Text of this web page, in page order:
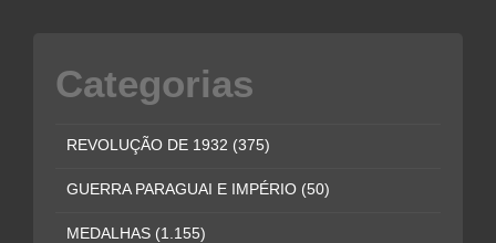
Categorias
REVOLUÇÃO DE 1932 (375)
GUERRA PARAGUAI E IMPÉRIO (50)
MEDALHAS (1.155)